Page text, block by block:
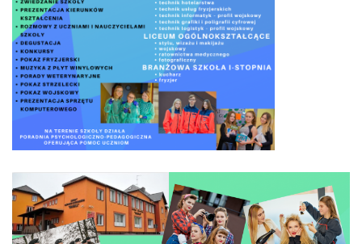
Strefa ucznia
Bursa/Internat
Rekrutacja
Oferty pracy dla pracowników
Zadania realizowane z budżetu państwa